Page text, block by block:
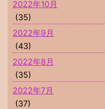
2022年10月
(35)
2022年9月
(43)
2022年8月
(35)
2022年7月
(37)